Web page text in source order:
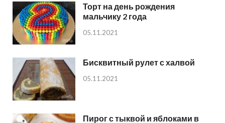
Торт на день рождения
мальчику 2 года
05.11.2021
Бисквитный рулет с халвой
05.11.2021
Пирог с тыквой и яблоками в